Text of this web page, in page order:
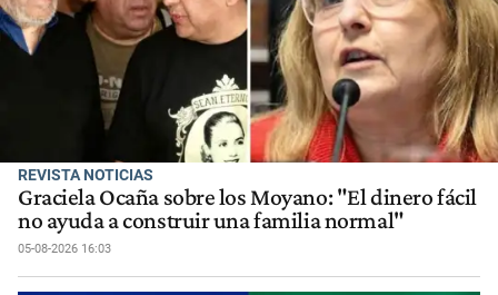
REVISTA NOTICIAS
Graciela Ocaña sobre los Moyano: "El dinero fácil
no ayuda a construir una familia normal"
05-08-2026 16:03